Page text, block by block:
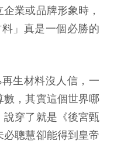
業或品牌形象時，
」真是一個必勝的
生材料沒人信，一
，其實這個世界哪
穿了就是《後宮甄
必聰慧卻能得到皇帝